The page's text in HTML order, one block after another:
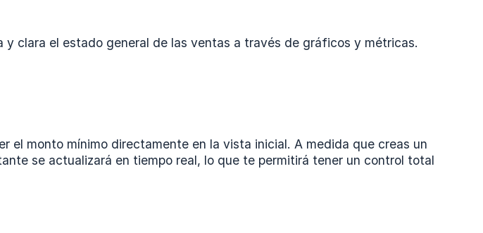
y clara el estado general de las ventas a través de gráficos y métricas.
el monto mínimo directamente en la vista inicial. A medida que creas un
se actualizará en tiempo real, lo que te permitirá tener un control total